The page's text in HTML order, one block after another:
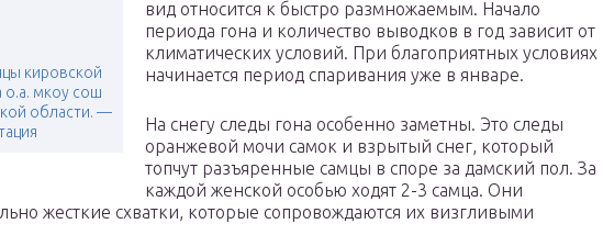
кировской
о.а. мкоу сош
области. —
вид относится к быстро размножаемым. Начало
периода гона и количество выводков в год зависит от
климатических условий. При благоприятных условиях
начинается период спаривания уже в январе.
На снегу следы гона особенно заметны. Это следы
оранжевой мочи самок и взрытый снег, который
топчут разъяренные самцы в споре за дамский пол. За
каждой женской особью ходят 2-3 самца. Они
жесткие схватки, которые сопровождаются их визгливыми